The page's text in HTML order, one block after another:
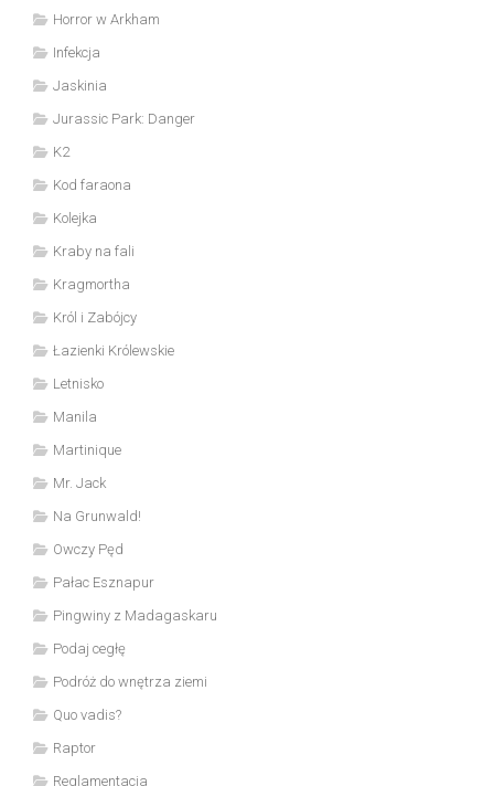
Horror w Arkham
Infekcja
Jaskinia
Jurassic Park: Danger
K2
Kod faraona
Kolejka
Kraby na fali
Kragmortha
Król i Zabójcy
Łazienki Królewskie
Letnisko
Manila
Martinique
Mr. Jack
Na Grunwald!
Owczy Pęd
Pałac Esznapur
Pingwiny z Madagaskaru
Podaj cegłę
Podróż do wnętrza ziemi
Quo vadis?
Raptor
Reglamentacja